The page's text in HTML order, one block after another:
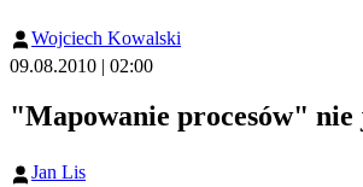
Wojciech Kowalski
09.08.2010 | 02:00
"Mapowanie procesów" nie
Jan Lis